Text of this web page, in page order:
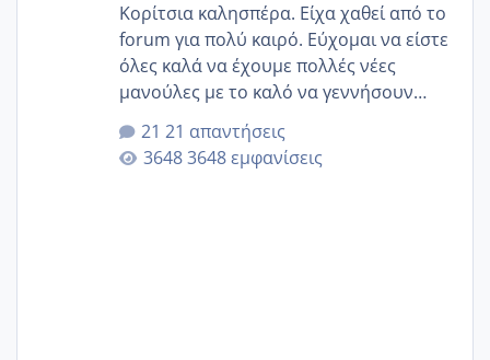
Κορίτσια καλησπέρα. Είχα χαθεί από το
forum για πολύ καιρό. Εύχομαι να είστε
όλες καλά να έχουμε πολλές νέες
μανούλες με το καλό να γεννήσουν
αυτές που ήδη περιμένουν. Να πάρουν
γερα μωράκια στην αγκαλίτσα τους
🙏🏼🙏🏼 Ας πάμε λοιπόν στο θέμα μου.
21 απαντήσεις
3648 εμφανίσεις